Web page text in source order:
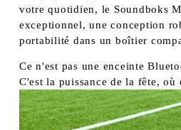
votre quotidien, le Soundboks
exceptionnel, une conception
portabilité dans un boîtier
Ce n'est pas une enceinte
C'est la puissance de la fête, où